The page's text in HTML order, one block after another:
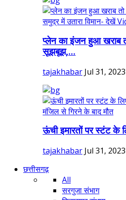
प्लेन का इंजन हुआ खराब
सूझबूझ,...
tajakhabar Jul 31, 2023
ऊंची इमारतों पर स्टंट के
tajakhabar Jul 31, 2023
छत्तीसगढ़
All
सरगुजा संभाग